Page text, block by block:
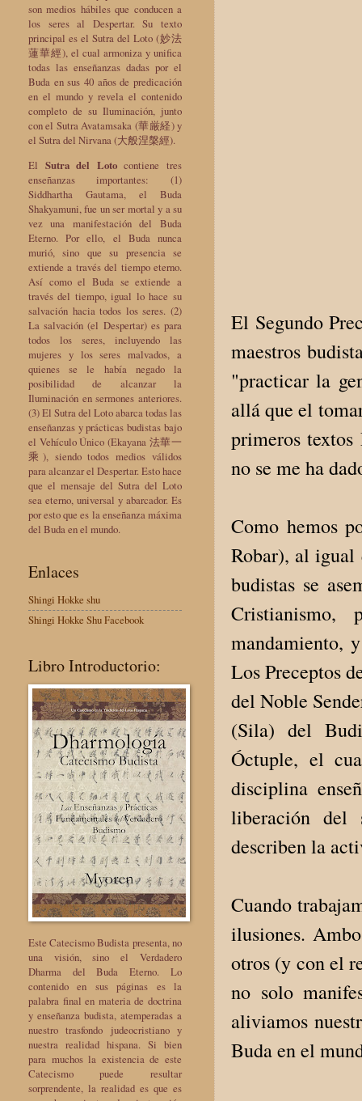
El Segundo
maestros
"practicar la
allá que el
primeros
no se me ha
Como hemos
Robar), al igual
budistas se
Cristianismo,
mandamiento,
Los Preceptos
del Noble
(Sila) del
Óctuple, el
disciplina
liberación del
describen la
Cuando
ilusiones.
otros (y con el
no solo
aliviamos
Buda en el
son medios hábiles que conducen a
los seres al Despertar. Su texto
principal es el Sutra del Loto (妙法
蓮華經), el cual armoniza y unifica
todas las enseñanzas dadas por el
Buda en sus 40 años de predicación
en el mundo y revela el contenido
completo de su Iluminación, junto
con el Sutra Avatamsaka (華厳経) y
el Sutra del Nirvana (大般涅槃經).
El Sutra del Lotocontiene tres
enseñanzas importantes: (1)
Siddhartha Gautama, el Buda
Shakyamuni, fue un ser mortal y a su
vez una manifestación del Buda
Eterno. Por ello, el Buda nunca
murió, sino que su presencia se
extiende a través del tiempo eterno.
Así como el Buda se extiende a
través del tiempo, igual lo hace su
salvación hacia todos los seres. (2)
La salvación (el Despertar) es para
todos los seres, incluyendo las
mujeres y los seres malvados, a
quienes se le había negado la
posibilidad de alcanzar la
Iluminación en sermones anteriores.
(3) El Sutra del Loto abarca todas las
enseñanzas y prácticas budistas bajo
el Vehículo Único (Ekayana 法華一
乘), siendo todos medios válidos
para alcanzar el Despertar. Esto hace
que el mensaje del Sutra del Loto
sea eterno, universal y abarcador. Es
por esto que es la enseñanza máxima
del Buda en el mundo.
Enlaces
Shingi Hokke shu
Shingi Hokke Shu Facebook
Libro Introductorio:
Este Catecismo Budista presenta, no
una visión, sino el Verdadero
Dharma del Buda Eterno. Lo
contenido en sus páginas es la
palabra final en materia de doctrina
y enseñanza budista, atemperadas a
nuestro trasfondo judeocristiano y
nuestra realidad hispana. Si bien
para muchos la existencia de este
Catecismo puede resultar
sorprendente, la realidad es que es